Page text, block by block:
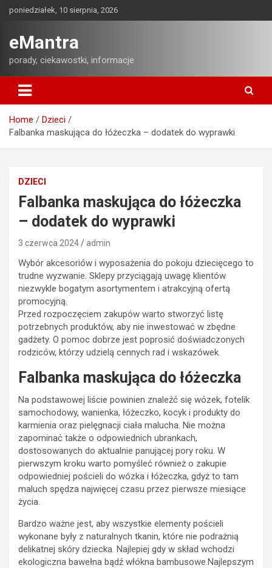
poniedziałek, 10 sierpnia, 2026
eMantra
porady, ciekawostki, informacje
Home
Dzieci
Falbanka maskująca do łóżeczka – dodatek do wyprawki
DZIECI
Falbanka maskująca do łóżeczka
– dodatek do wyprawki
3 czerwca 2024 admin
Wybór akcesoriów i wyposażenia do pokoju dziecięcego to
trudne wyzwanie. Sklepy przyciągają uwagę klientów
niezwykle bogatym asortymentem i atrakcyjną ofertą
promocyjną.
Przed rozpoczęciem zakupów warto stworzyć listę
potrzebnych produktów, aby nie inwestować w zbędne
gadżety. O pomoc dobrze jest poprosić doświadczonych
rodziców, którzy udzielą cennych rad i wskazówek.
Falbanka maskująca do łóżeczka
Na podstawowej liście powinien znaleźć się wózek, fotelik
samochodowy, wanienka, łóżeczko, kocyk i produkty do
karmienia oraz pielęgnacji ciała malucha. Nie można
zapominać także o odpowiednich ubrankach,
dostosowanych do aktualnie panującej pory roku. W
pierwszym kroku warto pomyśleć również o zakupie
odpowiedniej pościeli do wózka i łóżeczka, gdyż to tam
maluch spędza najwięcej czasu przez pierwsze miesiące
życia.
Bardzo ważne jest, aby wszystkie elementy pościeli
wykonane były z naturalnych tkanin, które nie podrażnią
delikatnej skóry dziecka. Najlepiej gdy w skład wchodzi
ekologiczna bawełna bądź włókna bambusowe.Najlepszym